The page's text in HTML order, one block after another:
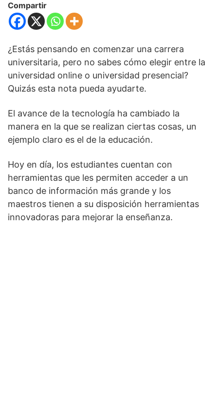
Compartir
¿Estás pensando en comenzar una carrera
universitaria, pero no sabes cómo elegir entre la
universidad online o universidad presencial?
Quizás esta nota pueda ayudarte.
El avance de la tecnología ha cambiado la
manera en la que se realizan ciertas cosas, un
ejemplo claro es el de la educación.
Hoy en día, los estudiantes cuentan con
herramientas que les permiten acceder a un
banco de información más grande y los
maestros tienen a su disposición herramientas
innovadoras para mejorar la enseñanza.